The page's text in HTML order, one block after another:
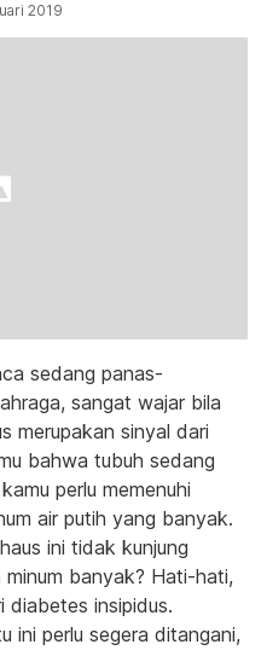
2019
sedang panas-
sangat wajar bila
merupakan sinyal dari
bahwa tubuh sedang
perlu memenuhi
air putih yang banyak.
ini tidak kunjung
minum banyak? Hati-hati,
diabetes insipidus.
ini perlu segera ditangani,